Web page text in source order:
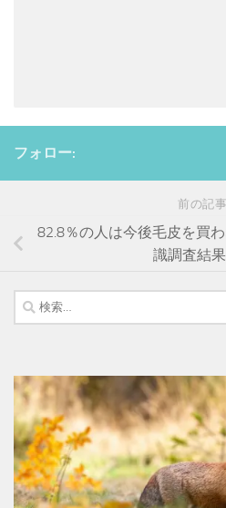
フォロー:
前の記事
82.8％の人は今後毛皮を買
識調査結
検
索: